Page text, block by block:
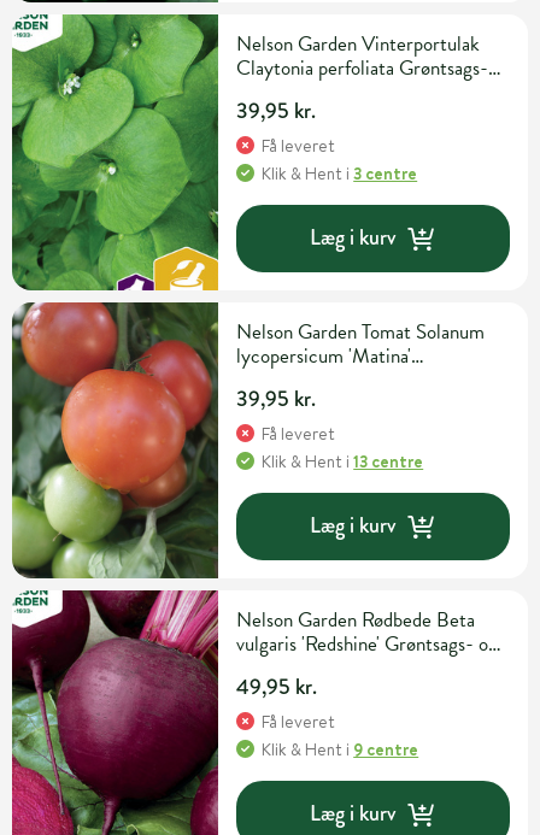
Nelson Garden Vinterportulak
Claytonia perfoliata Grøntsags-
39,95 kr.
Få leveret
Klik & Hent i3 centre
Læg i kurv
Nelson Garden Tomat Solanum
lycopersicum 'Matina'
39,95 kr.
Få leveret
Klik & Hent i13 centre
Læg i kurv
Nelson Garden Rødbede Beta
vulgaris 'Redshine' Grøntsags- og
49,95 kr.
Få leveret
Klik & Hent i 9 centre
Læg i kurv